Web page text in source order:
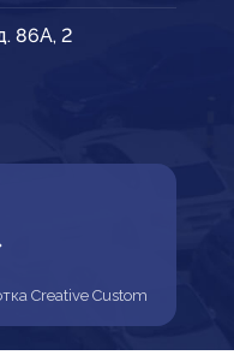
86А, 2
Creative Custom